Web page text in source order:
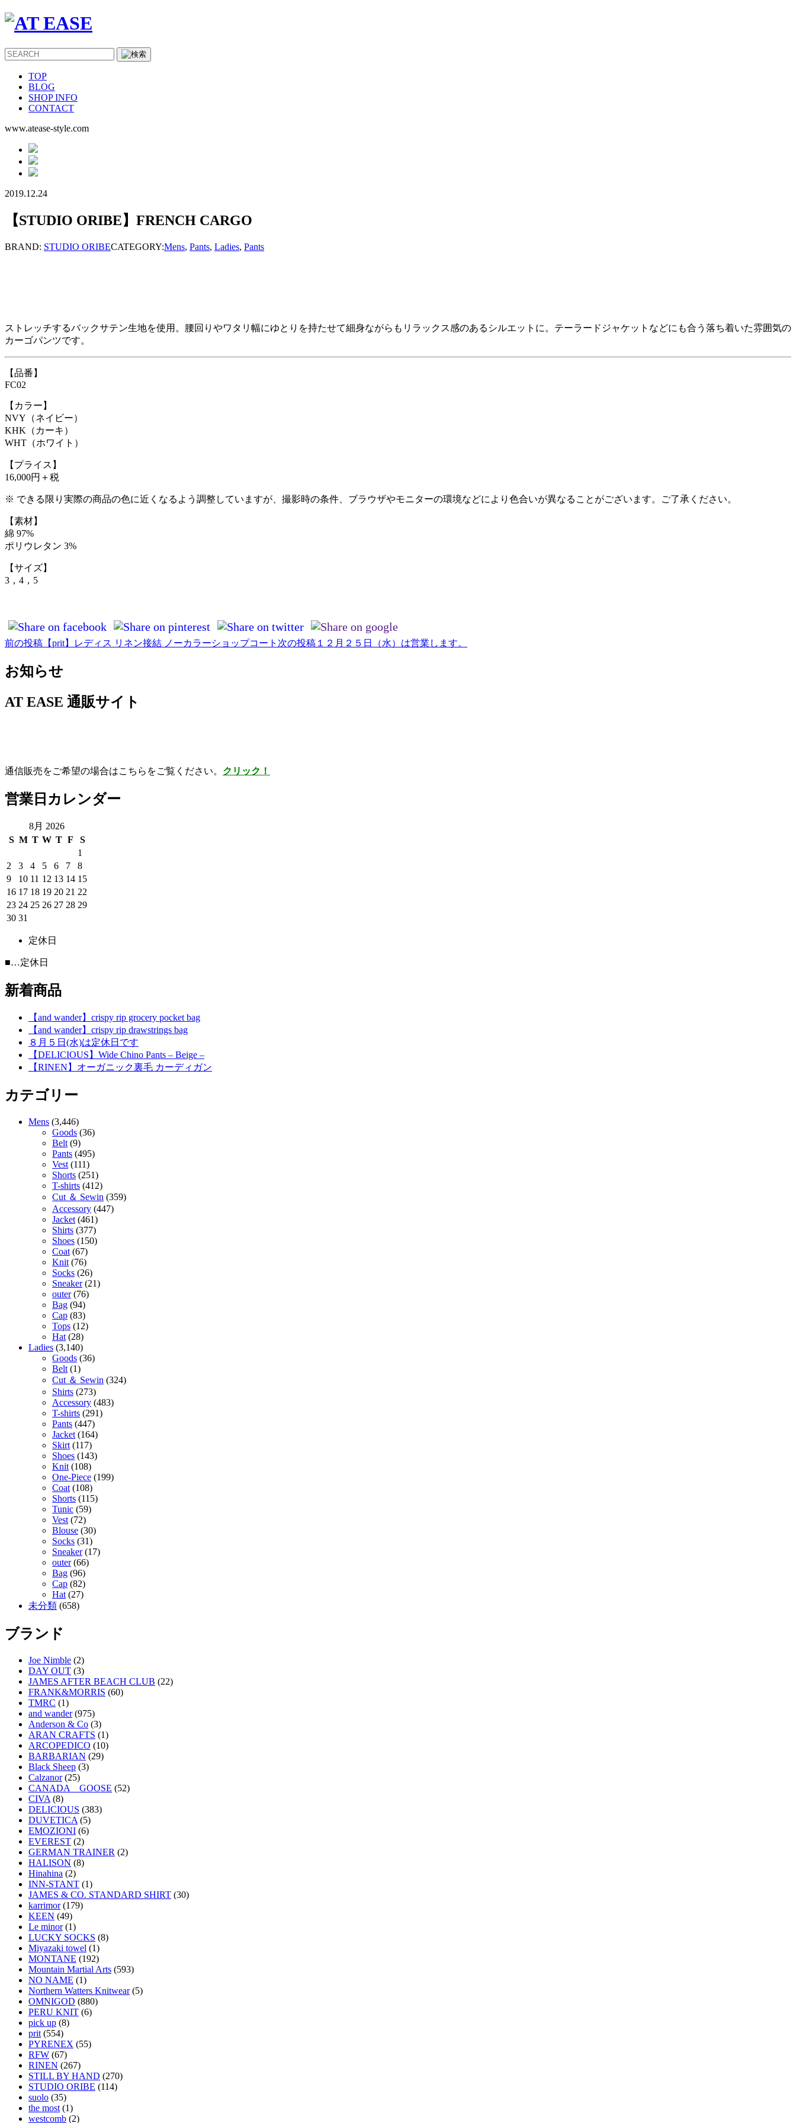
TOP
BLOG
SHOP INFO
CONTACT
www.atease-style.com
2019.12.24
【STUDIO ORIBE】FRENCH CARGO
BRAND: STUDIO ORIBECATEGORY:Mens, Pants, Ladies, Pants
ストレッチするバックサテン生地を使用。腰回りやワタリ幅にゆとりを持たせて細身ながらもリラックス感のあるシルエットに。テーラードジャケットなどにも合う落ち着いた雰囲気の
カーゴパンツです。
【品番】
FC02
【カラー】
NVY（ネイビー）
KHK（カーキ）
WHT（ホワイト）
【プライス】
16,000円＋税
※ できる限り実際の商品の色に近くなるよう調整していますが、撮影時の条件、ブラウザやモニターの環境などにより色合いが異なることがございます。ご了承ください。
【素材】
綿 97%
ポリウレタン 3%
【サイズ】
3，4，5
投
稿
ビ
ョ
ン
前の投稿 【prit】レディス リネン接結 ノーカラーショップコート 次の投稿 １２月２５日（水）は営業します。
お知らせ
AT EASE 通販サイト
通信販売をご希望の場合はこちらをご覧ください。 クリック！
営業日カレンダー
8月 2026
S M T W T F
S
1
2
3 4 5 6 7
8
9
10 11 12 13 14 15
16 17 18 19 20 21 22
23 24 25 26 27 28 29
30 31
定休日
■…定休日
新着商品
【and wander】crispy rip grocery pocket bag
【and wander】crispy rip drawstrings bag
８月５日(水)は定休日です
【DELICIOUS】Wide Chino Pants – Beige –
【RINEN】オーガニック裏毛 カーディガン
カテゴリー
Mens (3,446)
Goods (36)
Belt (9)
Pants (495)
Vest (111)
Shorts (251)
T-shirts (412)
Cut ＆ Sewin (359)
Accessory (447)
Jacket (461)
Shirts (377)
Shoes (150)
Coat (67)
Knit (76)
Socks (26)
Sneaker(21)
outer(76)
Bag (94)
Cap (83)
Tops (12)
Hat (28)
Ladies (3,140)
Goods (36)
Belt (1)
Cut ＆ Sewin (324)
Shirts (273)
Accessory (483)
T-shirts (291)
Pants (447)
Jacket (164)
Skirt (117)
Shoes (143)
Knit (108)
One-Piece (199)
Coat (108)
Shorts (115)
Tunic (59)
Vest (72)
Blouse (30)
Socks (31)
Sneaker(17)
outer(66)
Bag (96)
Cap (82)
Hat (27)
未分類 (658)
ブランド
Joe Nimble (2)
DAY OUT (3)
JAMES AFTER BEACH CLUB (22)
FRANK&MORRIS (60)
TMRC (1)
and wander(975)
Anderson & Co (3)
ARAN CRAFTS (1)
ARCOPEDICO (10)
BARBARIAN (29)
Black Sheep (3)
Calzanor(25)
CANADA GOOSE (52)
CIVA (8)
DELICIOUS (383)
DUVETICA (5)
EMOZIONI (6)
EVEREST (2)
GERMAN TRAINER (2)
HALISON (8)
Hinahina (2)
INN-STANT (1)
JAMES & CO. STANDARD SHIRT (30)
karrimor(179)
KEEN (49)
Le minor(1)
LUCKY SOCKS (8)
Miyazaki towel (1)
MONTANE (192)
Mountain Martial Arts (593)
NO NAME (1)
Northern Watters Knitwear(5)
OMNIGOD (880)
PERU KNIT (6)
pick up (8)
prit (554)
PYRENEX (55)
RFW (67)
RINEN (267)
STILL BY HAND (270)
STUDIO ORIBE (114)
suolo (35)
the most (1)
westcomb (2)